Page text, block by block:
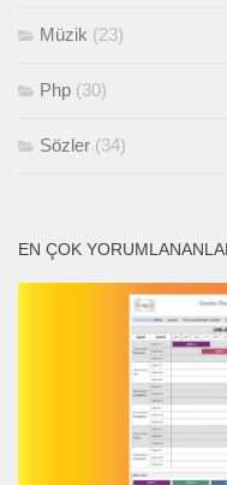
Müzik (23)
Php (30)
Sözler (34)
EN ÇOK